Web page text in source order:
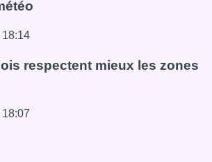
18:14
du Midi: les visiteurs au rendez-vous
respectent mieux les zones
Bruxellois respectent mieux les zones 30